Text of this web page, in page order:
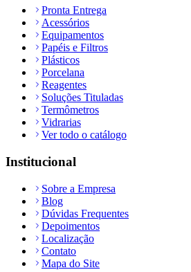
Pronta Entrega
Acessórios
Equipamentos
Papéis e Filtros
Plásticos
Porcelana
Reagentes
Soluções Tituladas
Termômetros
Vidrarias
Ver todo o catálogo
Institucional
Sobre a Empresa
Blog
Dúvidas Frequentes
Depoimentos
Localização
Contato
Mapa do Site